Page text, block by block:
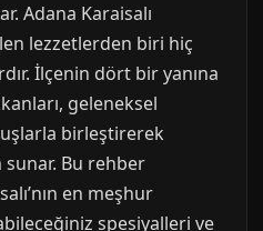
Adana Karaisalı
lezzetlerden biri hiç
İlçenin dört bir yanına
geleneksel
birleştirerek
Bu rehber
en meşhur
spesiyalleri ve